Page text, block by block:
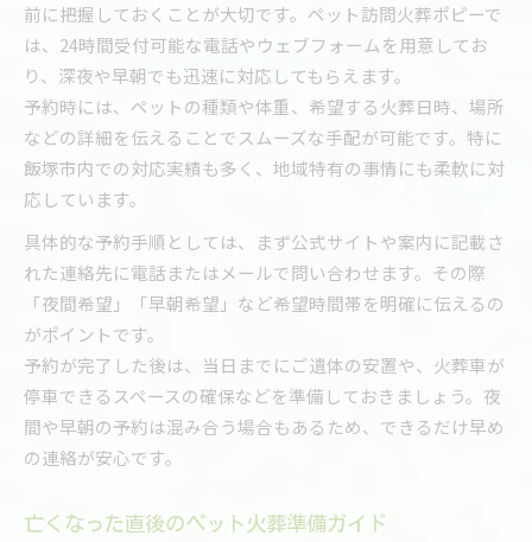
前に把握しておくことが大切です。ペット訪問火葬ポピーで
は、24時間受付可能な電話やウェブフォームを用意してお
り、深夜や早朝でも迅速に対応してもらえます。
予約時には、ペットの種類や体重、希望する火葬日時、場所
などの詳細を伝えることでスムーズな手配が可能です。特に
飯塚市内での対応実績も多く、地域特有の事情にも柔軟に対
応しています。
具体的な予約手順としては、まず公式サイトや案内に記載さ
れた連絡先に電話またはメールで問い合わせます。その際
「夜間希望」「早朝希望」など希望時間帯を明確に伝えるの
がポイントです。
予約が完了した後は、当日までにご遺体の安置や、火葬車が
停車できるスペースの確保などを準備しておきましょう。夜
間や早朝の予約は混み合う場合もあるため、できるだけ早め
の連絡が安心です。
亡くなった直後のペット火葬準備ガイド